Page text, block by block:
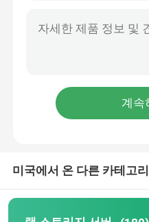
제품
우리 에 관한 것
미국에서 온 다른 카테고리